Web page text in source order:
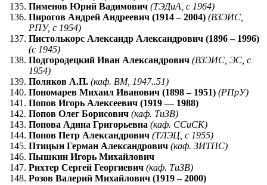
Пименов Юрий Вадимович (ТЭДиА, с 1964)
Пирогов Андрей Андреевич (1914 – 2004) (ВЗЭИС,
РПУ, с 1954)
Пистолькорс Александр Александрович (1896 – 1996)
(с 1945)
Подгородецкий Иван Александрович (ВЗЭИС, ЭС, с
1954)
Поляков А.П. (каф. ВМ, 1947..51)
Пономарев Михаил Иванович (1898 – 1951) (РПрУ)
Попов Игорь Алексеевич (1919 — 1988)
Попов Олег Борисович (каф. ТиЗВ)
Попова Адина Григорьевна (каф. ССиСК)
Попов Петр Александрович (ТЛЭЦ, с 1955)
Птицын Герман Александрович (каф. ЗИТПС)
Пышкин Игорь Михайлович
Рихтер Сергей Георгиевич (каф. ТиЗВ)
Розов Валерий Михайлович (1919 – 2000)